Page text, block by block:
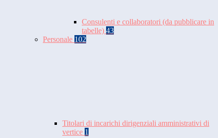
Consulenti e collaboratori (da pubblicare in
tabelle) 43
Personale 102
Titolari di incarichi dirigenziali amministrativi di
vertice 1